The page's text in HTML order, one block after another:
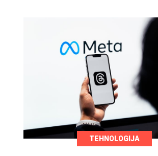
TEHNOLOGIJA